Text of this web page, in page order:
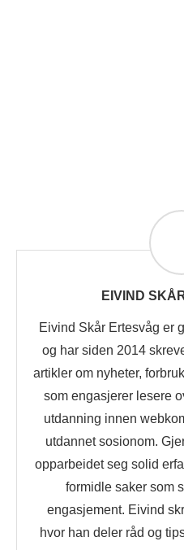
EIVIND
Eivind Skår Ertesvåg er
og har siden 2014
artikler om nyheter,
som engasjerer lesere
utdanning innen
utdannet sosionom.
opparbeidet seg solid
formidle saker som
engasjement. Eivind
hvor han deler råd og